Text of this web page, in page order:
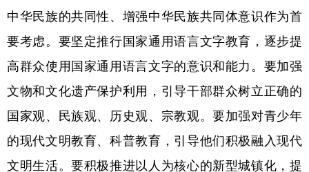
中华民族的共同性、增强中华民族共同体意识作为首
要考虑。要坚定推行国家通用语言文字教育，逐步提
高群众使用国家通用语言文字的意识和能力。要加强
文物和文化遗产保护利用，引导干部群众树立正确的
国家观、民族观、历史观、宗教观。要加强对青少年
的现代文明教育、科普教育，引导他们积极融入现代
文明生活。要积极推进以人为核心的新型城镇化，提